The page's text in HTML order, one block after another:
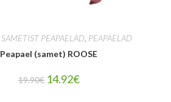
SAMETIST PEAPAELAD, PEAPAELAD
Peapael (samet) ROOSE
19.90€ 14.92€